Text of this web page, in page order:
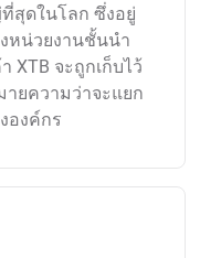
สุดในโลก ซึ่งอยู่
หน่วยงานชั้นนำ
XTB จะถูกเก็บไว้
ยความว่าจะแยก
องค์กร